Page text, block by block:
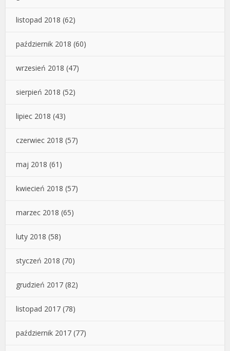
listopad 2018 (62)
październik 2018 (60)
wrzesień 2018 (47)
sierpień 2018 (52)
lipiec 2018 (43)
czerwiec 2018 (57)
maj 2018 (61)
kwiecień 2018 (57)
marzec 2018 (65)
luty 2018 (58)
styczeń 2018 (70)
grudzień 2017 (82)
listopad 2017 (78)
październik 2017 (77)